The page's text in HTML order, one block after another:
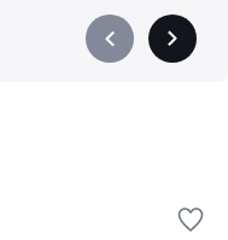
PrécédentSuivant